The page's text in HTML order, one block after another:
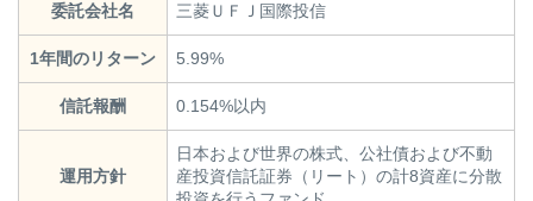
委託会社名 三菱ＵＦＪ国際投信
1年間のリターン 5.99%
信託報酬 0.154%以内
運用方針
日本および世界の株式、公社債および不動
産投資信託証券（リート）の計8資産に分散